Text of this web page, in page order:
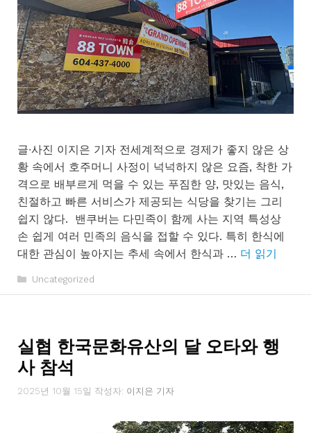
글∙사진 이지은 기자 전세계적으로 경제가 좋지 않은 상
황 속에서 호주머니 사정이 넉넉하지 않은 요즘, 착한 가
격으로 배부르게 먹을 수 있는 푸짐한 양, 맛있는 음식,
친절하고 빠른 서비스가 제공되는 식당을 찾기는 그리
쉽지 않다. 밴쿠버는 다민족이 함께 사는 지역 특성상
손 쉽게 여러 민족의 음식을 접할 수 있다. 특히 한식에
대한 관심이 높아지는 추세 속에서 한식과 … 더 읽기
카
Uncategorized
실협 한국문화유산의 달 오타와 행
사 참석
2025년 10월 15일 작성자: 이지은 기자